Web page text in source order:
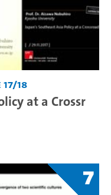
17/18
at a Crossr
7